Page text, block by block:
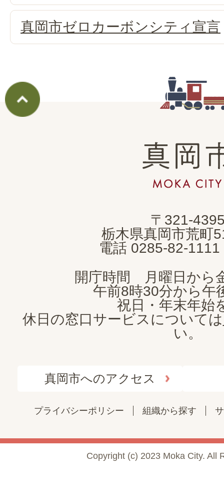
真岡市ゼロカーボンシティ宣言
真
岡
市
CITY
〒321-
栃木県真岡市荒町
電話 0285-82-1111
開庁時間 月曜日から
午前8時30分から午
祝日・年末年始
休日の窓口サービスについては
い。
真岡市へのアクセス
プライバシーポリシー 組織から探す
Copyright (c) 2023 Moka City. All